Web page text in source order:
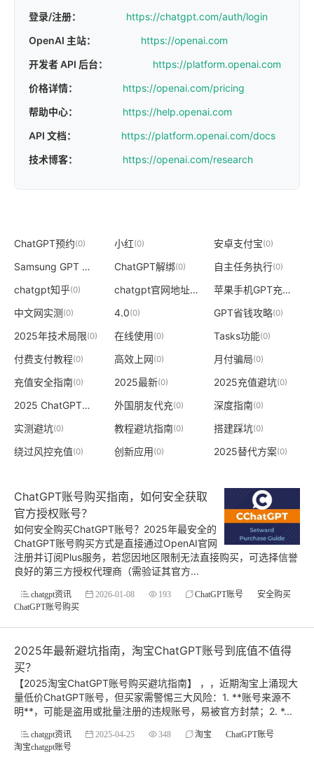
登录/注册：
https://chatgpt.com/auth/login
OpenAI 主站：
https://openai.com
开发者 API 后台：
https://platform.openai.com
价格详情：
https://openai.com/pricing
帮助中心：
https://help.openai.com
API 文档：
https://platform.openai.com/docs
技术博客：
https://openai.com/research
ChatGPT预约(0) 小红(0) 安卓支付宝(0)
Samsung GPT 避坑指南 (0)
ChatGPT解绑(0) 自主任务执行(0)
chatgpt知乎(0) chatgpt官网地址
(-1) 苹果手机GPT充值
中文网实测(0) 4.0(0) GPT省钱攻略(0)
2025年技术局限(0) 在线使用(0) Tasks功能(0)
付费支付教程(0) 高效上网(0) 月付骗局(0)
充值安全指南(0) 2025最新(0) 2025充值避坑(0)
2025 ChatGPT入口 外国朋友代充(0) 深度指南(0)
实测避坑(0) 教程避坑指南(0) 搭建踩坑(0)
绕过风控充值(0) 创新应用(0) 2025替代方案(0)
ChatGPT账号购买指南，如何安全获取
官方授权账号？
如何安全购买ChatGPT账号？2025年最安全的
ChatGPT账号购买方式是直接通过OpenAI官网
注册并订阅Plus服务，若您因地区限制无法直接购买，可选择信誉
良好的第三方授权代理商（需验证其官方...
chatgpt资讯 2026-01-08 193 ChatGPT账号
安全购买
ChatGPT账号购买
2025年最新避坑指南，淘宝ChatGPT账号到底值不值得
买？
【2025淘宝ChatGPT账号购买避坑指南】 ，，近期淘宝上涌现大
量低价ChatGPT账号，但买家需警惕三大风险：1. **账号来源不
明**，可能是盗用或批量注册的违规账号，易被官方封禁；2. *...
chatgpt资讯 2025-04-25 348 淘宝
ChatGPT账号
淘宝chatgpt账号